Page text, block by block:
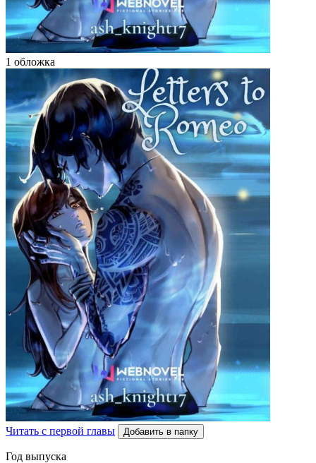
1 обложка
Читать с первой главы Добавить в папку
Год выпуска